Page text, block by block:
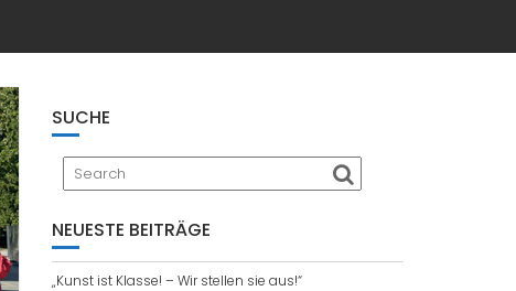
SUCHE
NEUESTE BEITRÄGE
„Kunst ist Klasse! – Wir stellen sie aus!“